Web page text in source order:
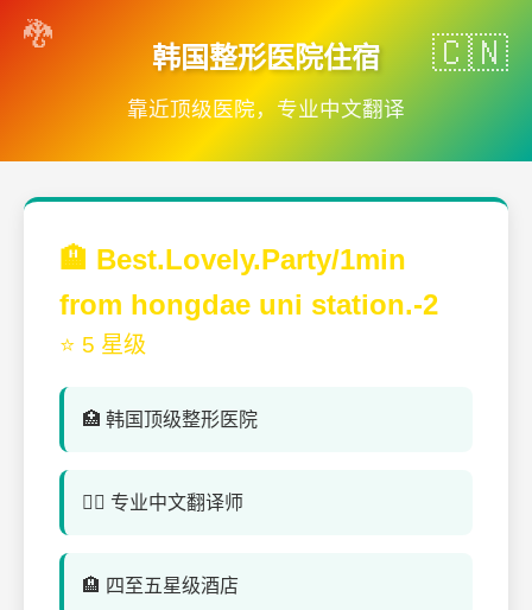
韩国整形医院住宿
靠近顶级医院，专业中文翻译
🏨 Best.Lovely.Party/1min
from hongdae uni station.-2
⭐ 5 星级
🏥 韩国顶级整形医院
👨‍⚕️ 专业中文翻译师
🏨 四至五星级酒店